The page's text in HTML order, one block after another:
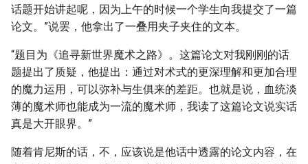
话题开始讲起呢，因为上午的时候一个学生向我提交了一篇
论文。”说罢，他拿出了一叠用夹子夹住的文本。
“题目为《追寻新世界魔术之路》。这篇论文对我刚刚的话
题提出了质疑，他提出：通过对术式的更深理解和更加合理
的魔力运用，可以弥补与生俱来的差距。也就是说，血统淡
薄的魔术师也能成为一流的魔术师，我读了这篇论文说实话
真是大开眼界。”
随着肯尼斯的话，不，应该说是他话中透露的论文内容，在